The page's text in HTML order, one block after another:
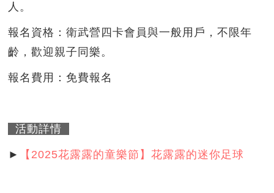
人。
報名資格：衛武營四卡會員與一般用戶，不限年
齡，歡迎親子同樂。
報名費用：免費報名
活動詳情
► 【2025花露露的童樂節】花露露的迷你足球